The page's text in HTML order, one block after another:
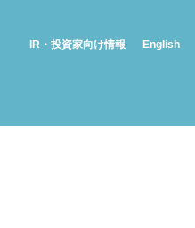
IR・投資家向け情報 English